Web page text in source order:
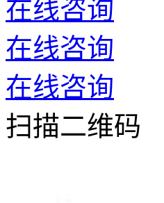
在线咨询
在线咨询
在线咨询
扫描二维码